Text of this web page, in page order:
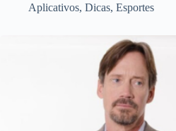
Aplicativos, Dicas, Esportes